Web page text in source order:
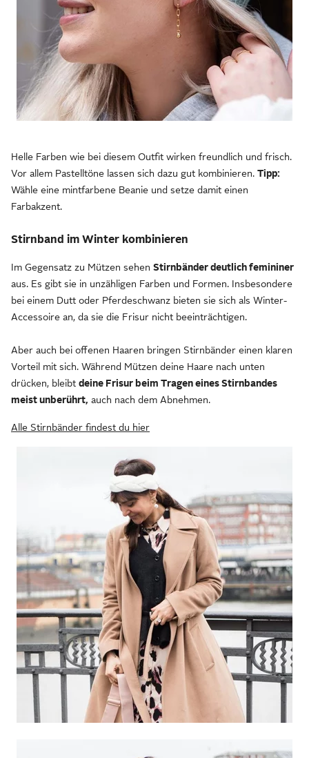
Helle Farben wie bei diesem Outfit wirken freundlich und frisch.
Vor allem Pastelltöne lassen sich dazu gut kombinieren. Tipp:
Wähle eine mintfarbene Beanie und setze damit einen
Farbakzent.
Stirnband im Winter kombinieren
Im Gegensatz zu Mützen sehen Stirnbänder deutlich femininer
aus. Es gibt sie in unzähligen Farben und Formen. Insbesondere
bei einem Dutt oder Pferdeschwanz bieten sie sich als Winter-
Accessoire an, da sie die Frisur nicht beeinträchtigen.
Aber auch bei offenen Haaren bringen Stirnbänder einen klaren
Vorteil mit sich. Während Mützen deine Haare nach unten
drücken, bleibt deine Frisur beim Tragen eines Stirnbandes
meist unberührt, auch nach dem Abnehmen.
Alle Stirnbänder findest du hier